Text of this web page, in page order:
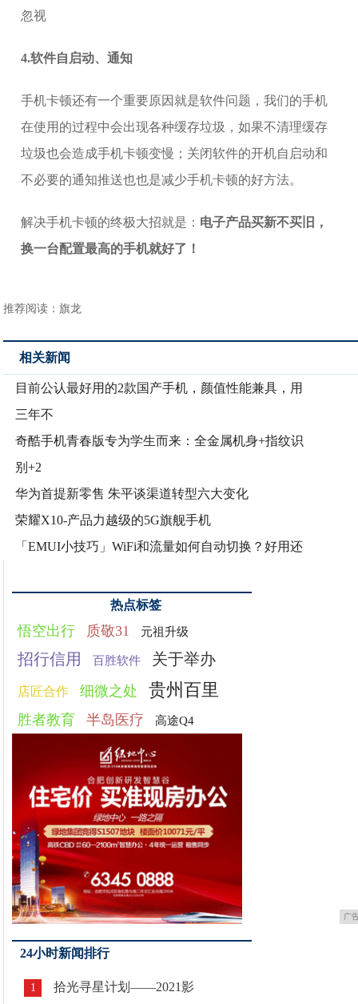
4.软件自启动、通知
手机卡顿还有一个重要原因就是软件问题，我们的手机
在使用的过程中会出现各种缓存垃圾，如果不清理缓存
垃圾也会造成手机卡顿变慢；关闭软件的开机自启动和
不必要的通知推送也也是减少手机卡顿的好方法。
解决手机卡顿的终极大招就是： 电子产品买新不买旧，
换一台配置最高的手机就好了！
推荐阅读：旗龙
相关新闻
目前公认最好用的2款国产手机，颜值性能兼具，用
三年不
奇酷手机青春版专为学生而来：全金属机身+指纹识
别+2
华为首提新零售 朱平谈渠道转型六大变化
荣耀X10-产品力越级的5G旗舰手机
「EMUI小技巧」WiFi和流量如何自动切换？好用还
热点标签
悟空出行 质敬31 元祖升级
招行信用 百胜软件 关于举办
店匠合作 细微之处 贵州百里
胜者教育 半岛医疗 高途Q4
广
24小时新闻排行
1 拾光寻星计划——2021影